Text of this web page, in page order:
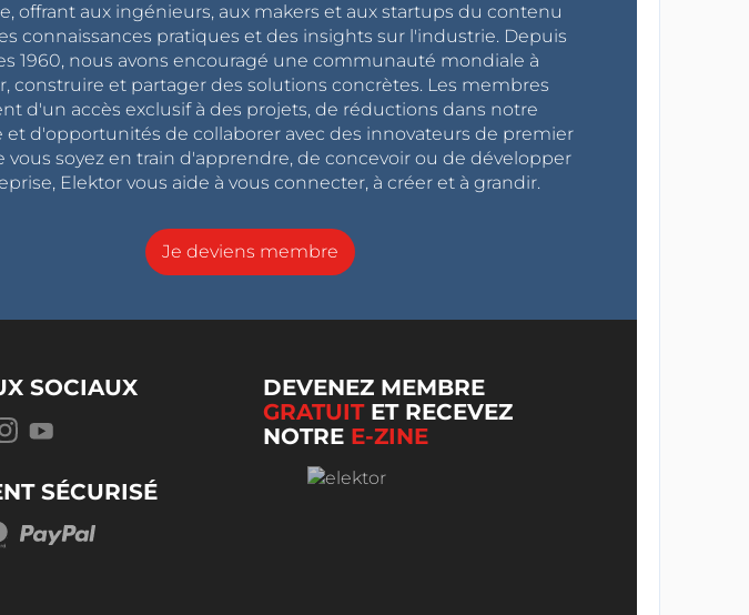
offrant aux ingénieurs, aux makers et aux startups du contenu
connaissances pratiques et des insights sur l'industrie. Depuis
1960, nous avons encouragé une communauté mondiale à
construire et partager des solutions concrètes. Les membres
d'un accès exclusif à des projets, de réductions dans notre
et d'opportunités de collaborer avec des innovateurs de premier
vous soyez en train d'apprendre, de concevoir ou de développer
Elektor vous aide à vous connecter, à créer et à grandir.
Je deviens membre
SOCIAUX
SÉCURISÉ
DEVENEZ MEMBRE
GRATUITET RECEVEZ
NOTRE E-ZINE